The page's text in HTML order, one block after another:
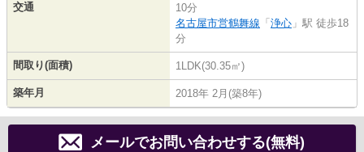
交通
10分
名古屋市営鶴舞線 「 浄心 」駅 徒歩18
分
間取り(面積) 1LDK(30.35㎡)
築年月 2018年 2月(築8年)
メールでお問い合わせする(無料)